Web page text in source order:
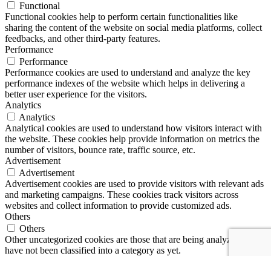
Functional
Functional cookies help to perform certain functionalities like
sharing the content of the website on social media platforms, collect
feedbacks, and other third-party features.
Performance
Performance
Performance cookies are used to understand and analyze the key
performance indexes of the website which helps in delivering a
better user experience for the visitors.
Analytics
Analytics
Analytical cookies are used to understand how visitors interact with
the website. These cookies help provide information on metrics the
number of visitors, bounce rate, traffic source, etc.
Advertisement
Advertisement
Advertisement cookies are used to provide visitors with relevant ads
and marketing campaigns. These cookies track visitors across
websites and collect information to provide customized ads.
Others
Others
Other uncategorized cookies are those that are being analyzed and
have not been classified into a category as yet.